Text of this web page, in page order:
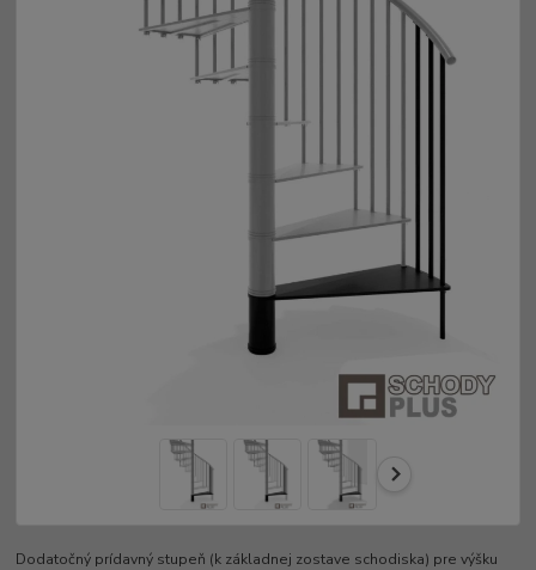
Dodatočný prídavný stupeň (k základnej zostave schodiska) pre výšku